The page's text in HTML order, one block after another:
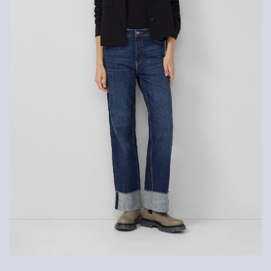
Keine chemische Reinigung möglich
Spezialschonwaschgang 30°
Versandkosten für die Rücklieferung werden vom
Rückerstattungsbetrag abgezogen.
Gastkunden können ihre Artikel innerhalb von 14 Tagen nach
Erhalt der Ware an uns zurückschicken. Fashion Card und VIP
Kunden haben nach Erhalt der Ware 30 Tage Zeit, um ihre Artikel
Weitere Informationen sind unserer „Hilfe & FAQ
HIER online anmelden.